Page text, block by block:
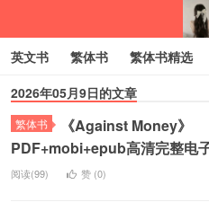
我的生
英文书 繁体书 繁体书精选
小语种 绝版书 彩虹亲子电子书
2026年05月9日的文章
繁体书
《Against Money》
PDF+mobi+epub高清完整电
阅读(99) 赞 (0)